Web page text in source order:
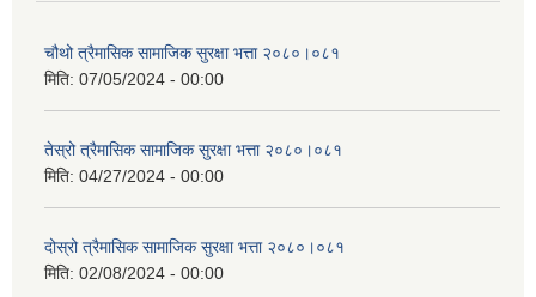
चौथो त्रैमासिक सामाजिक सुरक्षा भत्ता २०८०।०८१
मिति: 07/05/2024 - 00:00
तेस्रो त्रैमासिक सामाजिक सुरक्षा भत्ता २०८०।०८१
मिति: 04/27/2024 - 00:00
दोस्रो त्रैमासिक सामाजिक सुरक्षा भत्ता २०८०।०८१
मिति: 02/08/2024 - 00:00